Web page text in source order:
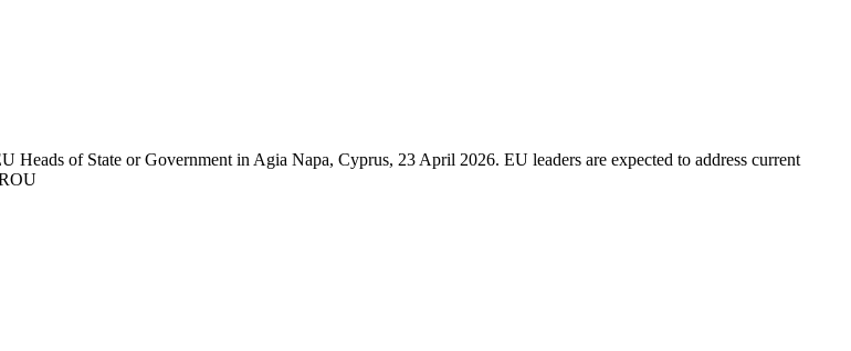
of State or Government in Agia Napa, Cyprus, 23 April 2026. EU leaders are expected to address current